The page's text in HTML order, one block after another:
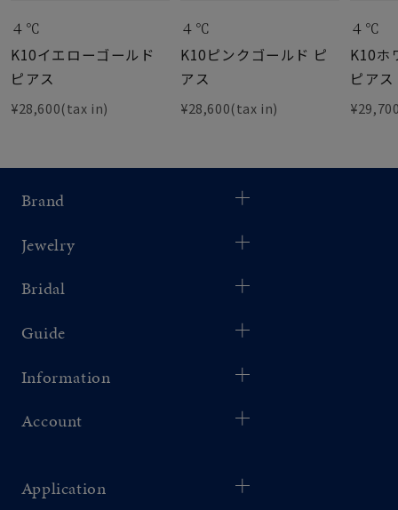
４℃
K10イエローゴールド
ピアス
¥28,600(tax in)
４℃
K10ピンクゴールド ピ
アス
¥28,600(tax in)
４℃
K10ホ
ピアス
Brand
Jewelry
Bridal
Guide
Information
Account
Application